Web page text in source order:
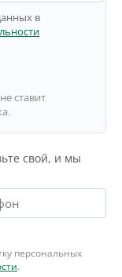
в
ставит
свой, и мы
персональных
.